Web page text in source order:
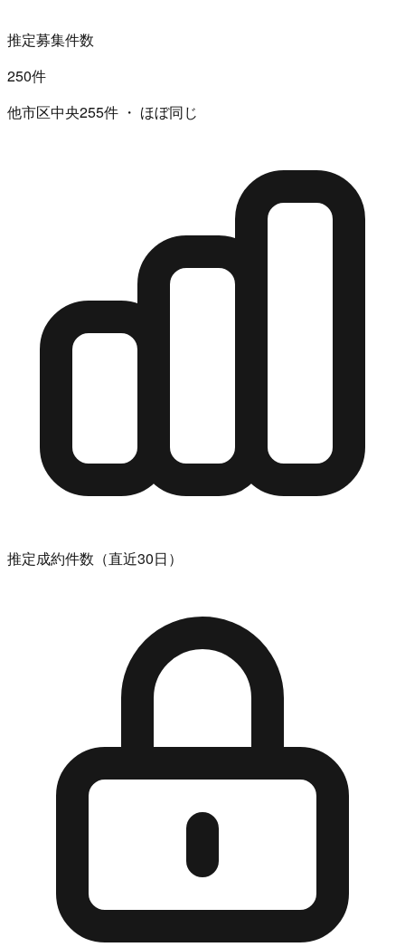
推定募集件数
250件
他市区中央255件 ・ ほぼ同じ
推定成約件数（直近30日）